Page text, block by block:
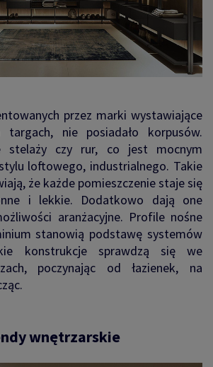
przez marki wystawiające
nie posiadało korpusów.
stelaży czy rur, co jest mocnym
loftowego, industrialnego. Takie
że każde pomieszczenie staje się
i lekkie. Dodatkowo dają one
aranżacyjne. Profile nośne
stanowią podstawę systemów
konstrukcje sprawdzą się we
poczynając od łazienek, na
wnętrzarskie